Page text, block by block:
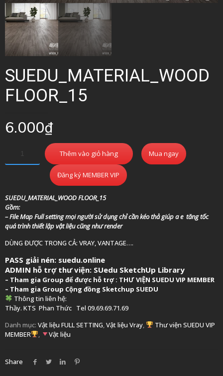
SUEDU_MATERIAL_WOOD
FLOOR_15
6.000₫
Thêm vào giỏ hàng Mua ngay
Đăng ký MEMBER VIP
SUEDU_MATERIAL_WOOD FLOOR_15
Gồm:
– File Map Full setting mọi người sử dụng chỉ cần kéo thả giúp a e tăng tốc
quá trình thiết lập vật liệu cũng như render
DÙNG ĐƯỢC TRONG CẢ: VRAY, VANTAGE….
PASS giải nén: suedu.online
ADMIN hỗ trợ thư viện: SUedu SketchUp Library
– Tham gia Group để được hỗ trợ : THƯ VIỆN SUEDU VIP MEMBER
– Tham gia Group Cộng đồng Sketchup SUEDU
Thông tin liên hệ:
Thầy. KTS Phan Thức Tel 09.69.69.71.69
Danh mục: Vật liệu FULL SETTING,Vật liệu Vray,
Thư viện SUEDU VIP
MEMBER
, Vật liệu
Share